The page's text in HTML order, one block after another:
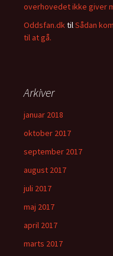
overhovedet ikke giver
Oddsfan.dktilSådan
til at gå.
Arkiver
januar 2018
oktober 2017
september 2017
august 2017
juli 2017
maj 2017
april 2017
marts 2017